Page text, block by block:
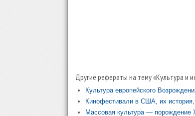
Другие рефераты на тему «Культура и
Культура европейского
Кинофестивали в США, их
Массовая культура — порождение